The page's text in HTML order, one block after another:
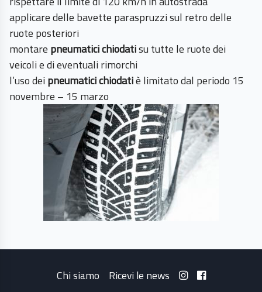
applicare delle bavette paraspruzzi sul retro delle
ruote posteriori
montare pneumatici chiodatisu tutte le ruote dei
veicoli e di eventuali rimorchi
l’uso deipneumatici chiodatiè limitato dal periodo 15
novembre – 15 marzo
Chi siamo Ricevi le news